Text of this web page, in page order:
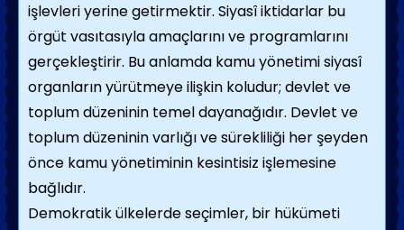
işlevleri yerine getirmektir. Siyasî iktidarlar bu
örgüt vasıtasıyla amaçlarını ve programlarını
gerçekleştirir. Bu anlamda kamu yönetimi siyasî
organların yürütmeye ilişkin koludur; devlet ve
toplum düzeninin temel daya­nağıdır. Devlet ve
toplum düzeninin varlığı ve sürekliliği her şeyden
önce kamu yönetiminin kesintisiz işlemesine
bağlıdır.
Demokratik ülkelerde seçimler, bir hükümeti